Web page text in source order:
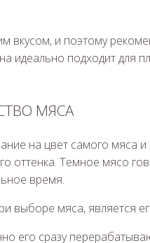
вкусом, и поэтому
идеально подходит для
МЯСА
на цвет самого мяса
оттенка. Темное мясо
время.
мяса, является
его сразу